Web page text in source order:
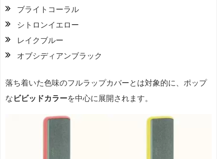
ブライトコーラル
シトロンイエロー
レイクブルー
オブシディアンブラック
落ち着いた色味のフルラップカバーとは対象的に、ポップ
な ビビッドカラーを中心に展開されます。